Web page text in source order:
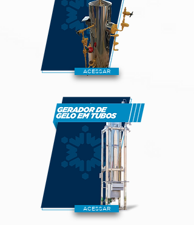
ACESSAR
ACESSAR